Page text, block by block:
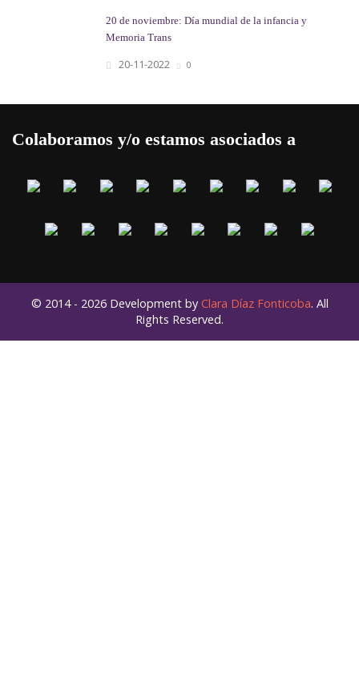
20 de noviembre: Día mundial de la infancia y
Memoria Trans
20-11-2022 0
Colaboramos y/o estamos asociados a
© 2014 - 2026 Development by Clara Díaz Fonticoba. All
Rights Reserved.